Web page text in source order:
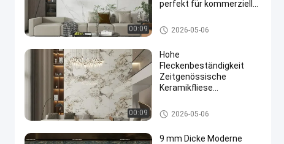
00:09
perfekt für kommerzielle
Moderne Porzellan-Fliese
2026-05-06
00:09
Hohe
Fleckenbeständigkeit
Zeitgenössische
Keramikfliese
Perfekt für gewerbliche
und private
Moderne Porzellan-Fliese
2026-05-06
9 mm Dicke Moderne